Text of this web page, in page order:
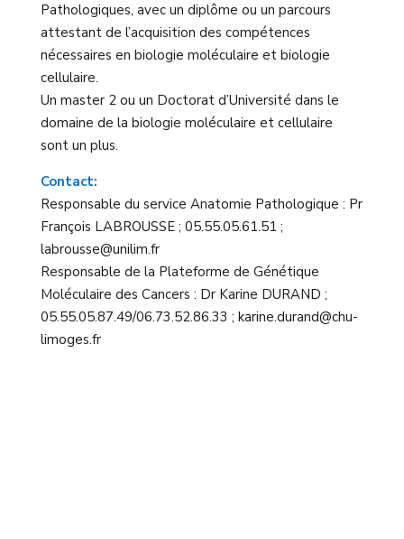
Pathologiques, avec un diplôme ou un parcours
attestant de l’acquisition des compétences
nécessaires en biologie moléculaire et biologie
cellulaire.
Un master 2 ou un Doctorat d’Université dans le
domaine de la biologie moléculaire et cellulaire
sont un plus.
Contact:
Responsable du service Anatomie Pathologique : Pr
François LABROUSSE ; 05.55.05.61.51 ;
labrousse@unilim.fr
Responsable de la Plateforme de Génétique
Moléculaire des Cancers : Dr Karine DURAND ;
05.55.05.87.49/06.73.52.86.33 ; karine.durand@chu-
limoges.fr